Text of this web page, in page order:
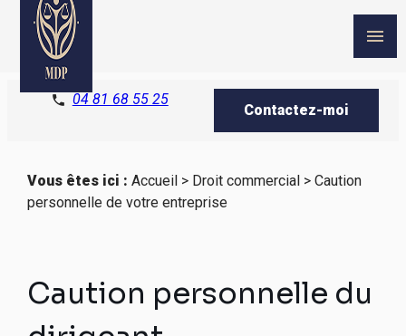
menu
phone 04 81 68 55 25
Contactez-moi
Vous êtes ici : Accueil> Droit commercial> Caution
personnelle de votre entreprise
Caution personnelle du
Panneau de gestion des cookies